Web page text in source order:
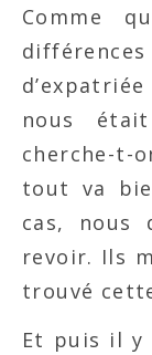
Comme
nous
cherche-t-
tout va
cas, nous
revoir. Ils
trouvé
Et puis il y